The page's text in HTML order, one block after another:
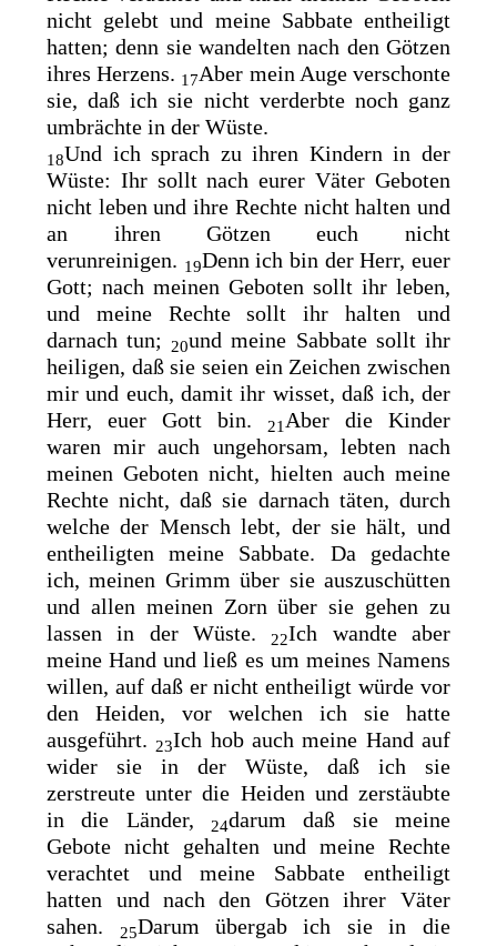
nicht gelebt und meine Sabbate entheiligt
hatten; denn sie wandelten nach den Götzen
ihres Herzens. 17Aber mein Auge verschonte
sie, daß ich sie nicht verderbte noch ganz
umbrächte in der Wüste.
18Und ich sprach zu ihren Kindern in der
Wüste: Ihr sollt nach eurer Väter Geboten
nicht leben und ihre Rechte nicht halten und
an ihren Götzen euch nicht
verunreinigen. 19Denn ich bin der Herr, euer
Gott; nach meinen Geboten sollt ihr leben,
und meine Rechte sollt ihr halten und
darnach tun;
20und meine Sabbate sollt ihr
heiligen, daß sie seien ein Zeichen zwischen
mir und euch, damit ihr wisset, daß ich, der
Herr, euer Gott bin.
21 Aber die Kinder
waren mir auch ungehorsam, lebten nach
meinen Geboten nicht, hielten auch meine
Rechte nicht, daß sie darnach täten, durch
welche der Mensch lebt, der sie hält, und
entheiligten meine Sabbate. Da gedachte
ich, meinen Grimm über sie auszuschütten
und allen meinen Zorn über sie gehen zu
lassen in der Wüste.
22Ich wandte aber
meine Hand und ließ es um meines Namens
willen, auf daß er nicht entheiligt würde vor
den Heiden, vor welchen ich sie hatte
ausgeführt. 23Ich hob auch meine Hand auf
wider sie in der Wüste, daß ich sie
zerstreute unter die Heiden und zerstäubte
in die Länder,
24darum daß sie meine
Gebote nicht gehalten und meine Rechte
verachtet und meine Sabbate entheiligt
hatten und nach den Götzen ihrer Väter
sahen.
25Darum übergab ich sie in die